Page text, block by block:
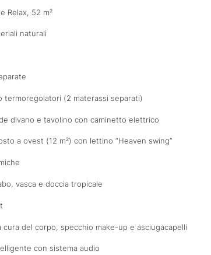
Relax, 52 m²
naturali
termoregolatori (2 materassi separati)
divano e tavolino con caminetto elettrico
a ovest (12 m²) con lettino “Heaven swing”
vasca e doccia tropicale
del corpo, specchio make-up e asciugacapelli
con sistema audio